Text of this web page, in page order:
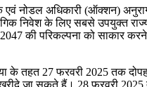
नोडल अधिकारी (ऑक्शन)
निवेश के लिए सबसे उपयुक्त
की परिकल्पना को साकार
के तहत 27 फरवरी 2025 तक
जा सकते हैं। 28 फरवरी